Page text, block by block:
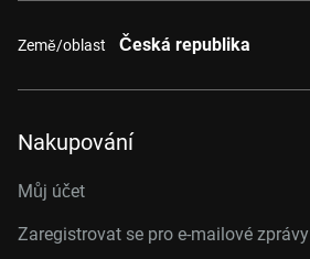
Země/oblast Česká republika
Nakupování
Můj účet
Zaregistrovat se pro e-mailové zprávy